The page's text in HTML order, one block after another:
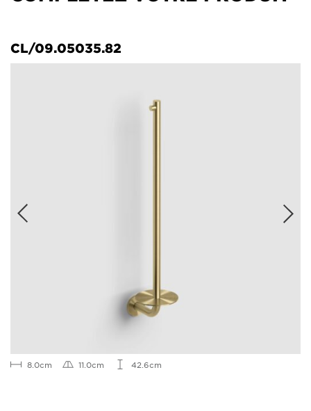
CL/09.05035.82
8.0cm 11.0cm 42.6cm